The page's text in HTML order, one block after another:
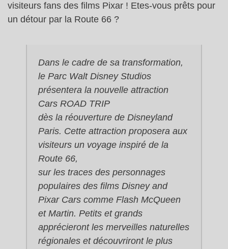
visiteurs fans des films Pixar ! Etes-vous prêts pour
un détour par la Route 66 ?
Dans le cadre de sa transformation,
le Parc Walt Disney Studios
présentera la nouvelle attraction
Cars ROAD TRIP
dès la réouverture de Disneyland
Paris. Cette attraction proposera aux
visiteurs un voyage inspiré de la
Route 66,
sur les traces des personnages
populaires des films Disney and
Pixar Cars comme Flash McQueen
et Martin. Petits et grands
apprécieront les merveilles naturelles
régionales et découvriront le plus